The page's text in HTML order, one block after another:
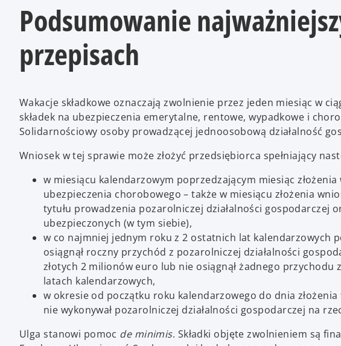
s
i
w
t
a
Podsumowanie
przepisach
Wakacje składkowe oznaczają zwolnienie przez jeden miesiąc w
składek na ubezpieczenia emerytalne, rentowe, wypadkowe i
Solidarnościowy osoby prowadzącej jednoosobową działalność
Wniosek w tej sprawie może złożyć przedsiębiorca spełniający
w miesiącu kalendarzowym poprzedzającym miesiąc
ubezpieczenia chorobowego – także w miesiącu złożenia
tytułu prowadzenia pozarolniczej działalności gospodarczej
ubezpieczonych (w tym siebie),
w co najmniej jednym roku z 2 ostatnich lat kalendarzowych
osiągnął roczny przychód z pozarolniczej działalności
złotych 2 milionów euro lub nie osiągnął żadnego przychodu
latach kalendarzowych,
w okresie od początku roku kalendarzowego do dnia
nie wykonywał pozarolniczej działalności gospodarczej na
Ulga stanowi pomoc de minimis. Składki objęte zwolnieniem są